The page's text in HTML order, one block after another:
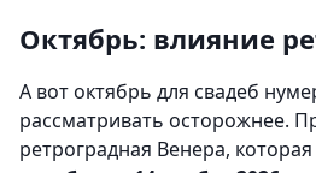
Октябрь: влияние
А вот октябрь для свадеб
рассматривать осторожнее.
ретроградная Венера,